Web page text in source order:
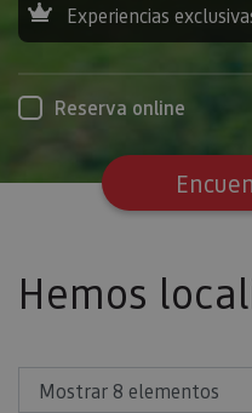
Experiencias
Reserva online
Hemos